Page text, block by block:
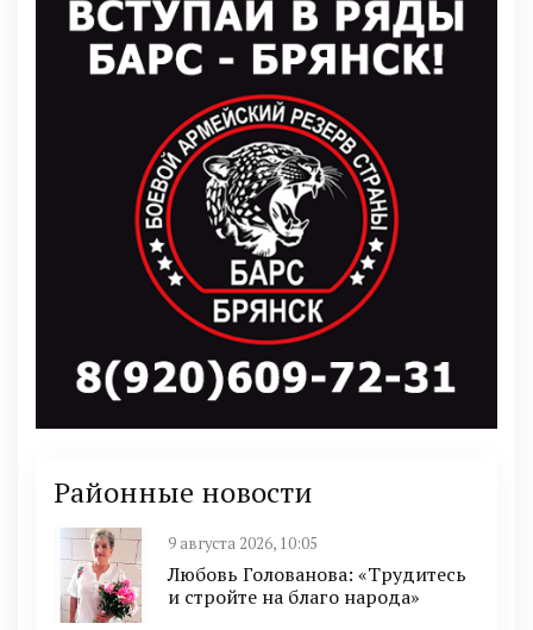
Районные новости
9 августа 2026, 10:05
Любовь Голованова: «Трудитесь
и стройте на благо народа»